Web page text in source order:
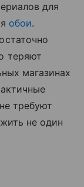
для
обои.
теряют
магазинах
требуют
не один